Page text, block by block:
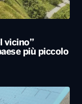
vicino”
più piccolo